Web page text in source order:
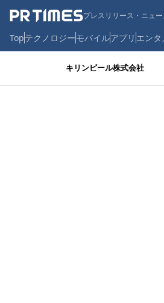
プレスリリース・ニュ
Topテクノロジーモバイルアプリ エンタ
キリンビール株式会社